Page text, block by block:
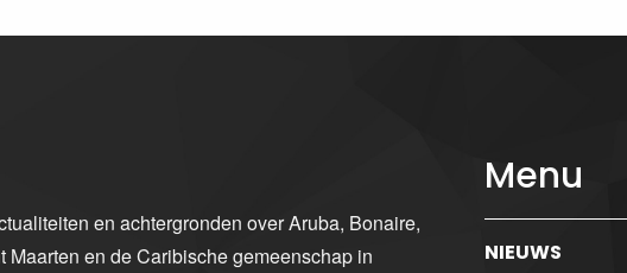
en achtergronden over Aruba, Bonaire,
en de Caribische gemeenschap in
Menu
NIEUWS